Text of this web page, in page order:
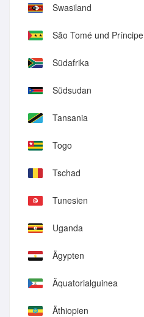
Swasiland
São Tomé und Príncipe
Südafrika
Südsudan
Tansania
Togo
Tschad
Tunesien
Uganda
Ägypten
Äquatorialguinea
Äthiopien